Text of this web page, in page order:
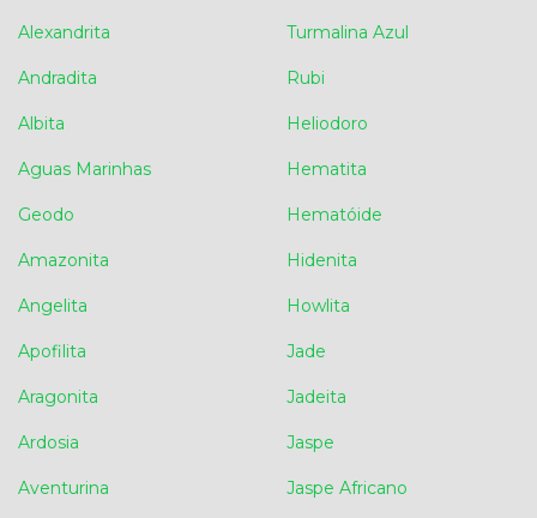
Alexandrita
Andradita
Albita
Aguas Marinhas
Geodo
Amazonita
Angelita
Apofilita
Aragonita
Ardosia
Aventurina
Turmalina Azul
Rubi
Heliodoro
Hematita
Hematóide
Hidenita
Howlita
Jade
Jadeita
Jaspe
Jaspe Africano